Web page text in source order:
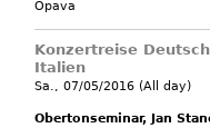
Opava
Konzertreise
Italien
Sa., 07/05/2016 (All day)
Obertonseminar, Jan